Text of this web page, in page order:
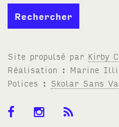
Site propulsé par Kirby
Réalisation : Marine
Polices : Skolar Sans